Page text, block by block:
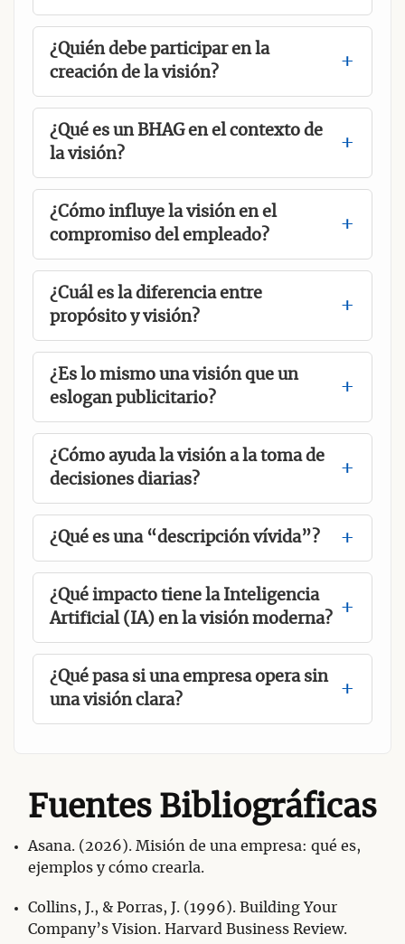
¿Quién debe participar en la
creación de la visión?
¿Qué es un BHAG en el contexto de
la visión?
¿Cómo influye la visión en el
compromiso del empleado?
¿Cuál es la diferencia entre
propósito y visión?
¿Es lo mismo una visión que un
eslogan publicitario?
¿Cómo ayuda la visión a la toma de
decisiones diarias?
¿Qué es una “descripción vívida”?
¿Qué impacto tiene la Inteligencia
Artificial (IA) en la visión moderna?
¿Qué pasa si una empresa opera sin
una visión clara?
Fuentes Bibliográficas
Asana. (2026). Misión de una empresa: qué es,
ejemplos y cómo crearla.
Collins, J., & Porras, J. (1996). Building Your
Company’s Vision. Harvard Business Review.